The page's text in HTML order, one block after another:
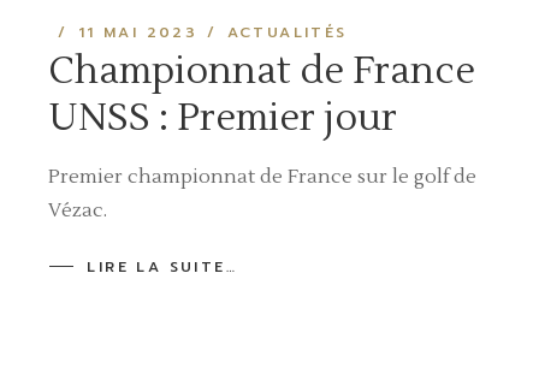
11 MAI 2023 ACTUALITÉS
Championnat de France
UNSS : Premier jour
Premier championnat de France sur le golf de
Vézac.
LIRE LA SUITE…